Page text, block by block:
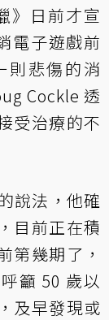
》日前才宣
電子遊戲前
則悲傷的消
Cockle 透
受治療的不
說法，他確
目前正在積
第幾期了，
籲 50 歲以
及早發現或